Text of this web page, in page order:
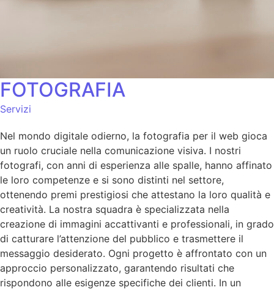
FOTOGRAFIA
Servizi
Nel mondo digitale odierno, la fotografia per il web gioca
un ruolo cruciale nella comunicazione visiva. I nostri
fotografi, con anni di esperienza alle spalle, hanno affinato
le loro competenze e si sono distinti nel settore,
ottenendo premi prestigiosi che attestano la loro qualità e
creatività. La nostra squadra è specializzata nella
creazione di immagini accattivanti e professionali, in grado
di catturare l’attenzione del pubblico e trasmettere il
messaggio desiderato. Ogni progetto è affrontato con un
approccio personalizzato, garantendo risultati che
rispondono alle esigenze specifiche dei clienti. In un